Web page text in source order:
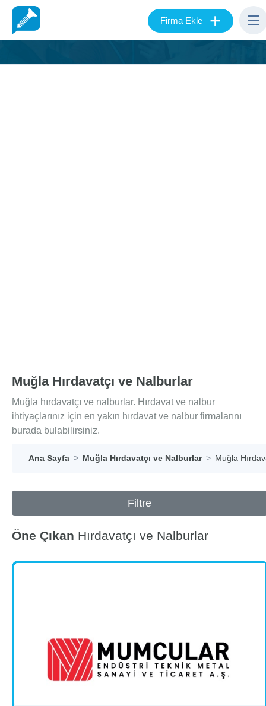
Firma Ekle +
Muğla Hırdavatçı ve Nalburlar
Muğla hırdavatçı ve nalburlar. Hırdavat ve nalbur
ihtiyaçlarınız için en yakın hırdavat ve nalbur firmalarını
burada bulabilirsiniz.
Ana Sayfa Muğla Hırdavatçı ve Nalburlar Muğla
Filtre
Öne Çıkan Hırdavatçı ve Nalburlar